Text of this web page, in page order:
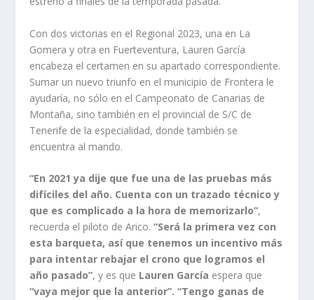
Con dos victorias en el Regional 2023, una en La
Gomera y otra en Fuerteventura, Lauren García
encabeza el certamen en su apartado correspondiente.
Sumar un nuevo triunfo en el municipio de Frontera le
ayudaría, no sólo en el Campeonato de Canarias de
Montaña, sino también en el provincial de S/C de
Tenerife de la especialidad, donde también se
encuentra al mando.
“En 2021 ya dije que fue una de las pruebas más
difíciles del año. Cuenta con un trazado técnico y
que es complicado a la hora de memorizarlo”,
recuerda el piloto de Arico.“Será la primera vez con
esta barqueta, así que tenemos un incentivo más
para intentar rebajar el crono que logramos el
año pasado”, y es que Lauren García espera que
“vaya mejor que la anterior”. “Tengo ganas de